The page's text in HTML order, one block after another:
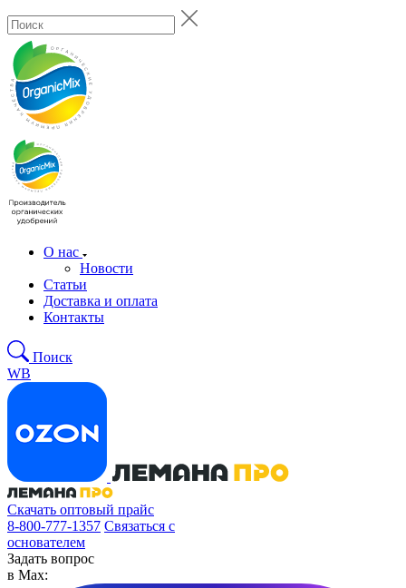
О нас
Новости
Статьи
Доставка и оплата
Контакты
Поиск
WB
Скачать оптовый прайс
8-800-777-1357 Связаться с
основателем
Задать вопрос
в Max: